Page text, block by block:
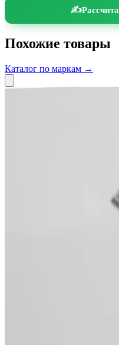
Похожие товары
Каталог по маркам →